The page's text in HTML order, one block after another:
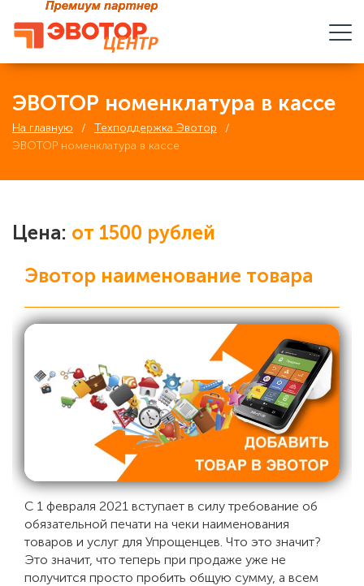
ЭВОТОР номенклатура в кассе
На главную
Техподдержка Эвотор
ЭВОТОР номенклатура в кассе
Цена: от 1500 рублей
Эвотор наименование товара
С 1 февраля 2021 вступает в силу требование об
обязательной печати на чеки наименования
товаров и услуг для Упрощенцев. Что это значит?
Это значит, что теперь при продаже уже не
получится просто пробить общую сумму, а всем